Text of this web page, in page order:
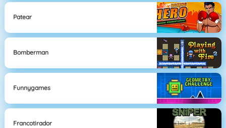
Patear
Bomberman
Funnygames
Francotirador